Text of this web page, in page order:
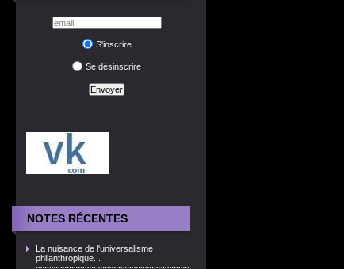
S'inscrire
Se désinscrire
NOTES RÉCENTES
La nuisance de l'universalisme
philanthropique...